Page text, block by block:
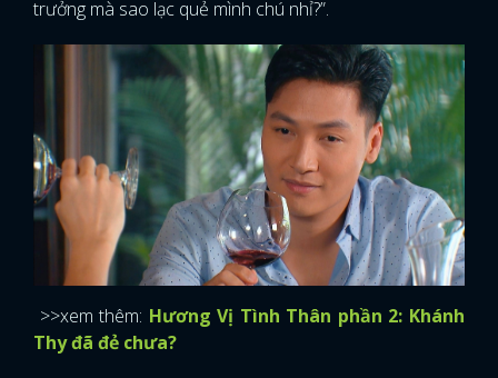
trưởng mà sao lạc quẻ mình chú nhỉ?”.
>>xem thêm: Hương Vị Tình Thân phần 2: Khánh
Thy đã đẻ chưa?